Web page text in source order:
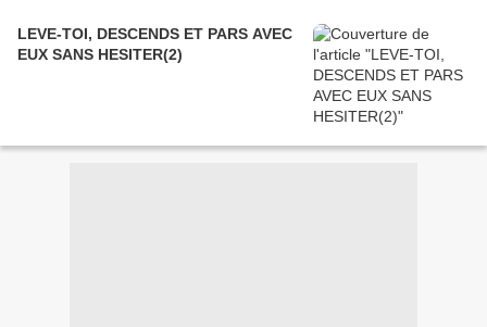
LEVE-TOI, DESCENDS ET PARS AVEC
EUX SANS HESITER(2)